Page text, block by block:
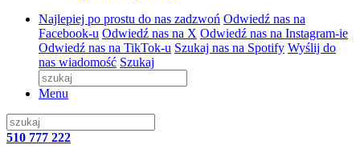
Najlepiej po prostu do nas zadzwoń Odwiedź nas na
Facebook-u Odwiedź nas na X Odwiedź nas na Instagram-ie
Odwiedź nas na TikTok-u Szukaj nas na Spotify Wyślij do
nas wiadomość Szukaj
Menu
510 777 222